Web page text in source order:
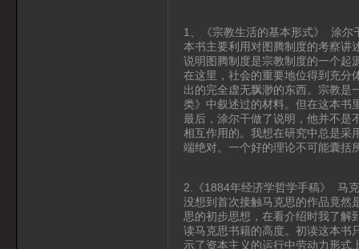
1、《宗教生活的基本形式》 涂尔
本书主要利用对图腾制度的考察讲
说明图腾制度是宗教制度的一个起
在这里，社会的重要地位得到充分
出的完全虚无飘渺的东西。宗教是
类》中叙述过的材料。但在这本书
最后，涂尔干做了说明，他并不是
相互作用的。我想在研究中总是采
端绝对。一个好的理论不可能囊括
2.《1884年经济学哲学手稿》 马
没想到首次接触马克思的作品竟然
思的初步思想，在看介绍时我了解
读马克思书籍的高度。初读这本书
示了资本主义的运行中劳动力形式